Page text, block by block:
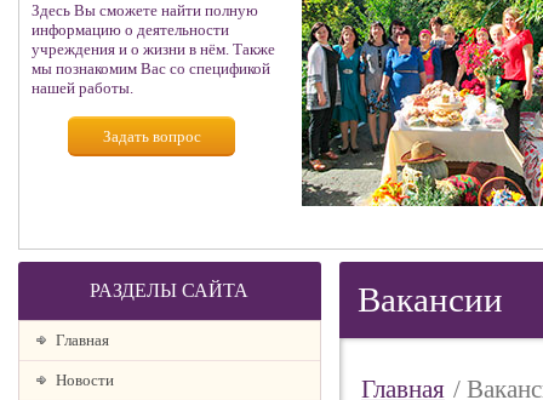
Здесь Вы сможете найти полную
информацию о деятельности
учреждения и о жизни в нём. Также
мы познакомим Вас со спецификой
нашей работы.
Задать вопрос
РАЗДЕЛЫ САЙТА
Главная
Новости
Вакансии
Главная /